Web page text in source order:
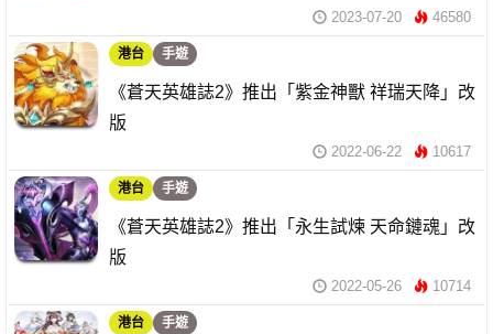
2023-07-20 46580
港台 手遊
《蒼天英雄誌2》推出「紫金神獸 祥瑞天降」改
版
2022-06-22 10617
港台 手遊
《蒼天英雄誌2》推出「永生試煉 天命鏈魂」改
版
2022-05-26 10714
港台 手遊